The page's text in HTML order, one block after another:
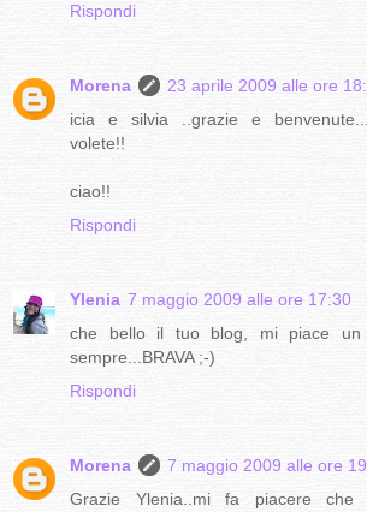
Rispondi
Morena
23 aprile 2009 alle ore
icia e silvia ..grazie e
volete!!
ciao!!
Rispondi
Ylenia 7 maggio 2009 alle ore 17:30
che bello il tuo blog, mi piace
sempre...BRAVA ;-)
Rispondi
Morena
7 maggio 2009 alle ore
Grazie Ylenia..mi fa piacere che